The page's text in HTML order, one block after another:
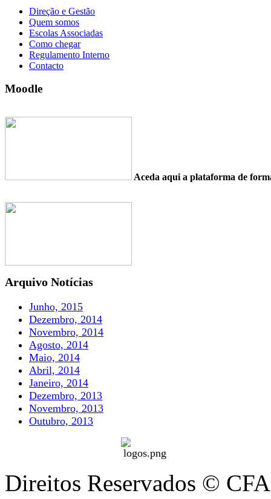
Direção e Gestão
Quem somos
Escolas Associadas
Como chegar
Regulamento Interno
Contacto
Moodle
Aceda aqui a plataforma de
Arquivo Notícias
Junho, 2015
Dezembro, 2014
Novembro, 2014
Agosto, 2014
Maio, 2014
Abril, 2014
Janeiro, 2014
Dezembro, 2013
Novembro, 2013
Outubro, 2013
Direitos Reservados ©